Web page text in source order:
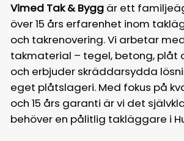
Vimed Tak & Byggär ett
över 15 års erfarenhet inom
och takrenovering. Vi arbetar
takmaterial – tegel, betong, plåt
och erbjuder skräddarsydda
eget plåtslageri. Med fokus på
och 15 års garanti är vi det
behöver en pålitlig takläggare i